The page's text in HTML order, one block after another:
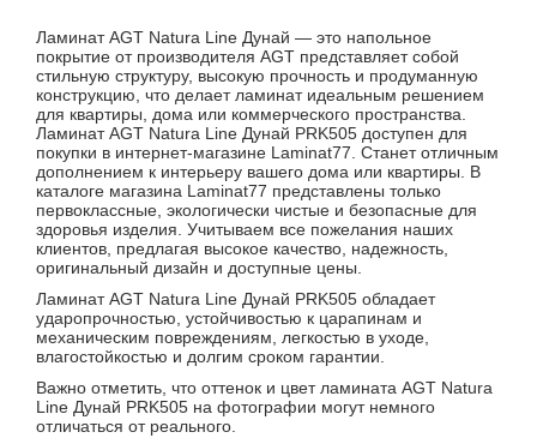
Ламинат AGT Natura Line Дунай — это напольное
покрытие от производителя AGT представляет собой
стильную структуру, высокую прочность и продуманную
конструкцию, что делает ламинат идеальным решением
для квартиры, дома или коммерческого пространства.
Ламинат AGT Natura Line Дунай PRK505 доступен для
покупки в интернет-магазине Laminat77. Станет отличным
дополнением к интерьеру вашего дома или квартиры. В
каталоге магазина Laminat77 представлены только
первоклассные, экологически чистые и безопасные для
здоровья изделия. Учитываем все пожелания наших
клиентов, предлагая высокое качество, надежность,
оригинальный дизайн и доступные цены.
Ламинат AGT Natura Line Дунай PRK505 обладает
ударопрочностью, устойчивостью к царапинам и
механическим повреждениям, легкостью в уходе,
влагостойкостью и долгим сроком гарантии.
Важно отметить, что оттенок и цвет ламината AGT Natura
Line Дунай PRK505 на фотографии могут немного
отличаться от реального.